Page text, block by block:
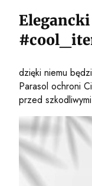
dzięki niemu
Parasol ochroni
przed